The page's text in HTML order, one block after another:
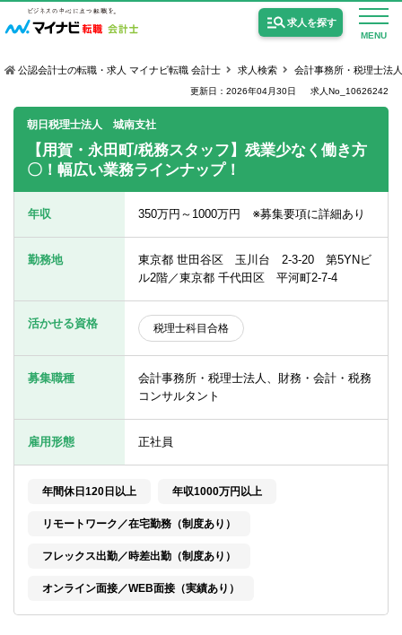
MENU
求人を探す
公認会計士の求人
公認会計士試験合格向けの求人
USCPA（米国公認会計士）の求人
女性会計士の転職
個別転職相談会・セミナー
非公開求人とは？
サービス紹介
転職お役立ち情報
業界情報
公認会計士の転職・求人 マイナビ転職 会計士 求人検索 会計事務所・税理士法
更新日：2026年04月30日 求人No_10626242
朝日税理士法人 城南支社
【用賀・永田町/税務スタッフ】残業少なく働き方
〇！幅広い業務ラインナップ！
年収 350万円～1000万円 ※募集要項に詳細あり
勤務地
東京都 世田谷区 玉川台 2-3-20 第5YNビ
ル2階／東京都 千代田区 平河町2-7-4
活かせる資格 税理士科目合格
募集職種
会計事務所・税理士法人、財務・会計・税務
コンサルタント
雇用形態 正社員
年間休日120日以上 年収1000万円以上
リモートワーク／在宅勤務（制度あり）
フレックス出勤／時差出勤（制度あり）
オンライン面接／WEB面接（実績あり）